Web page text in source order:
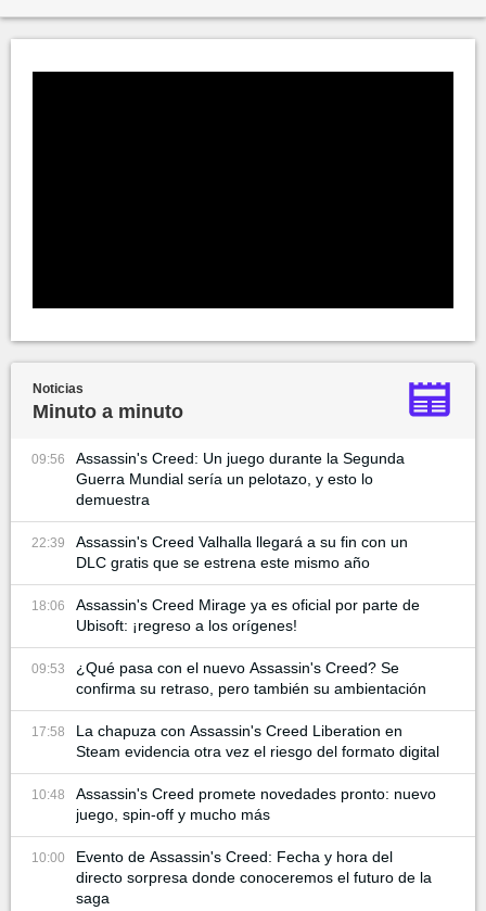
Noticias
Minuto a minuto
09:56
Assassin's Creed: Un juego durante la Segunda
Guerra Mundial sería un pelotazo, y esto lo
demuestra
22:39
Assassin's Creed Valhalla llegará a su fin con un
DLC gratis que se estrena este mismo año
18:06
Assassin's Creed Mirage ya es oficial por parte de
Ubisoft: ¡regreso a los orígenes!
09:53
¿Qué pasa con el nuevo Assassin's Creed? Se
confirma su retraso, pero también su ambientación
17:58
La chapuza con Assassin's Creed Liberation en
Steam evidencia otra vez el riesgo del formato digital
10:48
Assassin's Creed promete novedades pronto: nuevo
juego, spin-off y mucho más
10:00
Evento de Assassin's Creed: Fecha y hora del
directo sorpresa donde conoceremos el futuro de la
saga